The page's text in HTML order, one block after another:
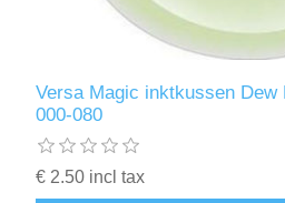
Versa Magic inktkussen Dew
000-080
€ 2.50 incl tax